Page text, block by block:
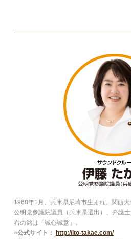
1968年1月、兵庫県尼崎市生まれ。関西大
公明党参議院議員（兵庫県選出）、弁護
右の銘は「誠心誠意」。
○公式サイト：
http://ito-takae.com/